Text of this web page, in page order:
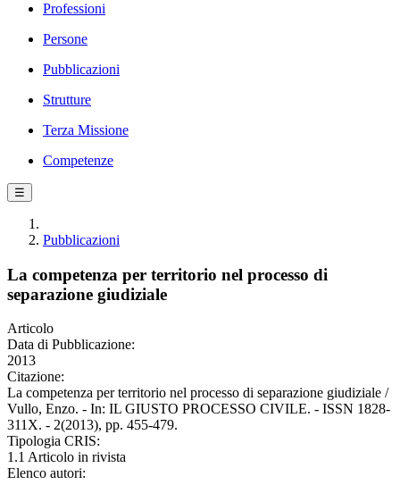
Professioni
Persone
Pubblicazioni
Strutture
Terza Missione
Competenze
☰
Pubblicazioni
La competenza per territorio nel processo di
separazione giudiziale
Articolo
Data di Pubblicazione:
2013
Citazione:
La competenza per territorio nel processo di separazione giudiziale /
Vullo, Enzo. - In: IL GIUSTO PROCESSO CIVILE. - ISSN 1828-
311X. - 2(2013), pp. 455-479.
Tipologia CRIS:
1.1 Articolo in rivista
Elenco autori: